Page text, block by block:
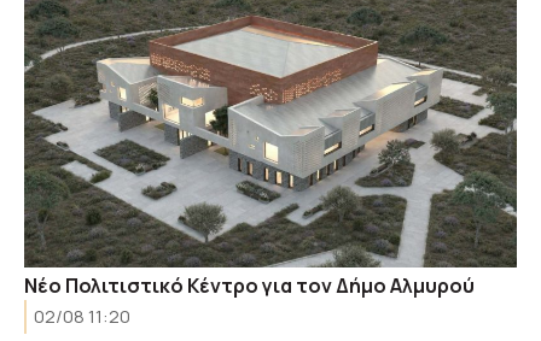
Νέο Πολιτιστικό Κέντρο για τον Δήμο Αλμυρού
02/08 11:20